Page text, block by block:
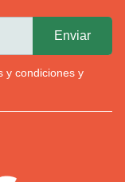
y condiciones y